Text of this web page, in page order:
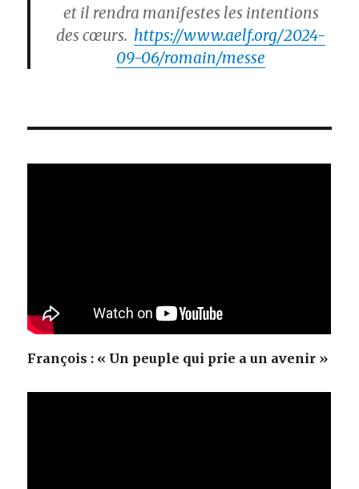
et il rendra manifestes les intentions
des cœurs. https://www.aelf.org/2024-
09-06/romain/messe
François : « Un peuple qui prie a un avenir »